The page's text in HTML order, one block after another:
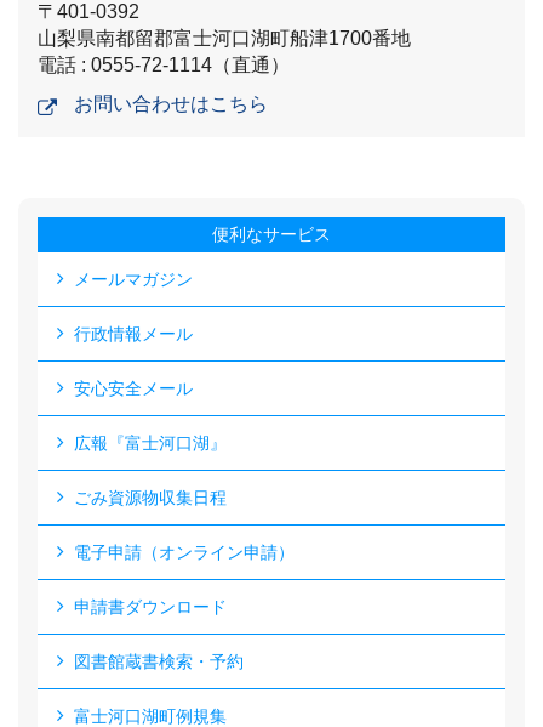
〒401-0392
山梨県南都留郡富士河口湖町船津1700番地
電話 : 0555-72-1114（直通）
お問い合わせはこちら
便利なサービス
メールマガジン
行政情報メール
安心安全メール
広報『富士河口湖』
ごみ資源物収集日程
電子申請（オンライン申請）
申請書ダウンロード
図書館蔵書検索・予約
富士河口湖町例規集